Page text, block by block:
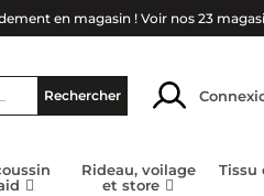
en magasin ! Voir nos 23
Rechercher
Rideau, voilage
et store
Tissu